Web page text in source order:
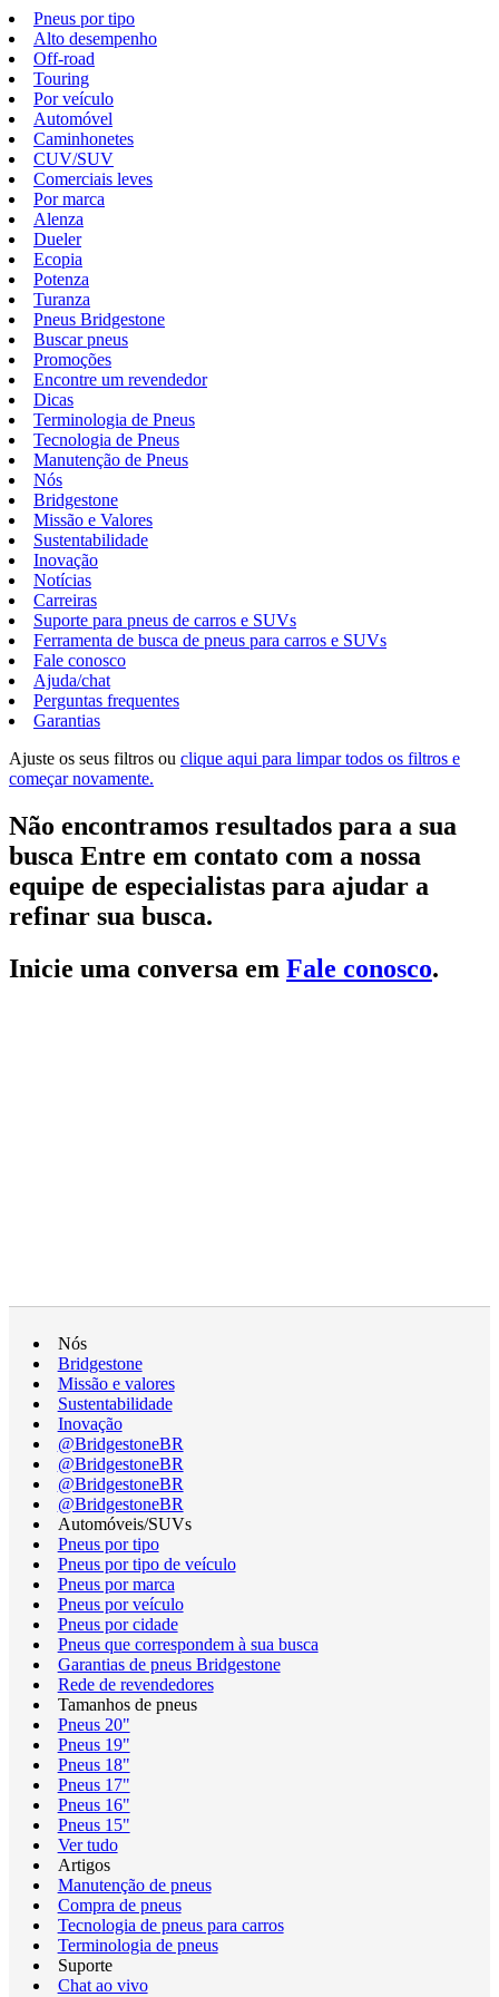
Pneus por tipo
Alto desempenho
Off-road
Touring
Por veículo
Automóvel
Caminhonetes
CUV/SUV
Comerciais leves
Por marca
Alenza
Dueler
Ecopia
Potenza
Turanza
Pneus Bridgestone
Buscar pneus
Promoções
Encontre um revendedor
Dicas
Terminologia de Pneus
Tecnologia de Pneus
Manutenção de Pneus
Nós
Bridgestone
Missão e Valores
Sustentabilidade
Inovação
Notícias
Carreiras
Suporte para pneus de carros e SUVs
Ferramenta de busca de pneus para carros e SUVs
Fale conosco
Ajuda/chat
Perguntas frequentes
Garantias
Ajuste os seus filtros ou clique aqui para limpar todos os filtros e
começar novamente.
Não encontramos resultados para a sua
busca Entre em contato com a nossa
equipe de especialistas para ajudar a
refinar sua busca.
Inicie uma conversa em Fale conosco.
Nós
Bridgestone
Missão e valores
Sustentabilidade
Inovação
@BridgestoneBR
@BridgestoneBR
@BridgestoneBR
@BridgestoneBR
Automóveis/SUVs
Pneus por tipo
Pneus por tipo de veículo
Pneus por marca
Pneus por veículo
Pneus por cidade
Pneus que correspondem à sua busca
Garantias de pneus Bridgestone
Rede de revendedores
Tamanhos de pneus
Pneus 20"
Pneus 19"
Pneus 18"
Pneus 17"
Pneus 16"
Pneus 15"
Ver tudo
Artigos
Manutenção de pneus
Compra de pneus
Tecnologia de pneus para carros
Terminologia de pneus
Suporte
Chat ao vivo